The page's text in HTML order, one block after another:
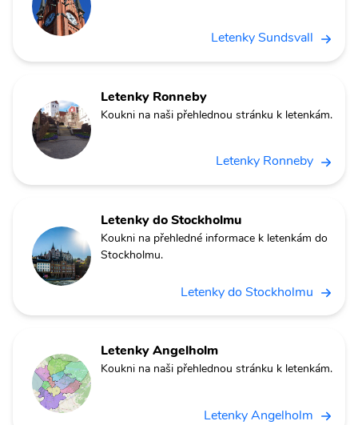
Letenky Sundsvall
Letenky Ronneby
Koukni na naši přehlednou stránku k letenkám.
Letenky Ronneby
Letenky do Stockholmu
Koukni na přehledné informace k letenkám do
Stockholmu.
Letenky do Stockholmu
Letenky Angelholm
Koukni na naši přehlednou stránku k letenkám.
Letenky Angelholm